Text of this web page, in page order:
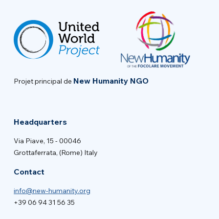
Projet principal de New Humanity NGO
Headquarters
Via Piave, 15 - 00046
Grottaferrata, (Rome) Italy
Contact
info@new-humanity.org
+39 06 94 31 56 35